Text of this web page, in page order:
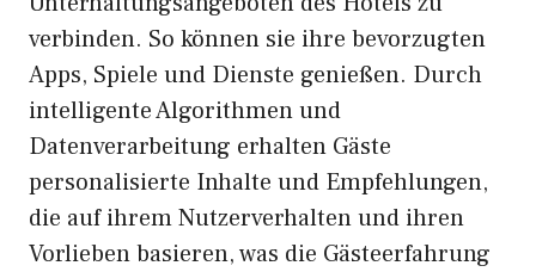
verbinden. So können sie ihre bevorzugten
Apps, Spiele und Dienste genießen. Durch
intelligente Algorithmen und
Datenverarbeitung erhalten Gäste
personalisierte Inhalte und Empfehlungen,
die auf ihrem Nutzerverhalten und ihren
Vorlieben basieren, was die Gästeerfahrung